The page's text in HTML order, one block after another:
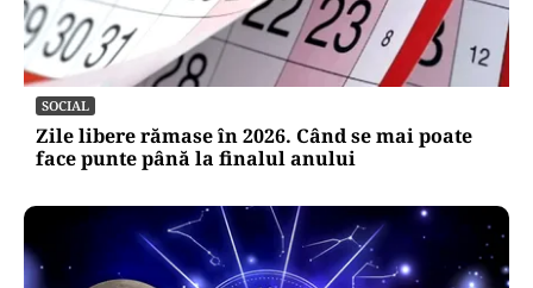
SOCIAL
Zile libere rămase în 2026. Când se mai poate
face punte până la finalul anului